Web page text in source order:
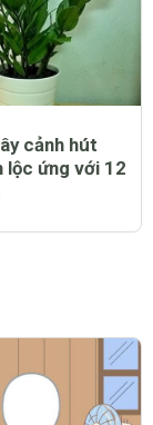
cảnh hút
lộc ứng với 12